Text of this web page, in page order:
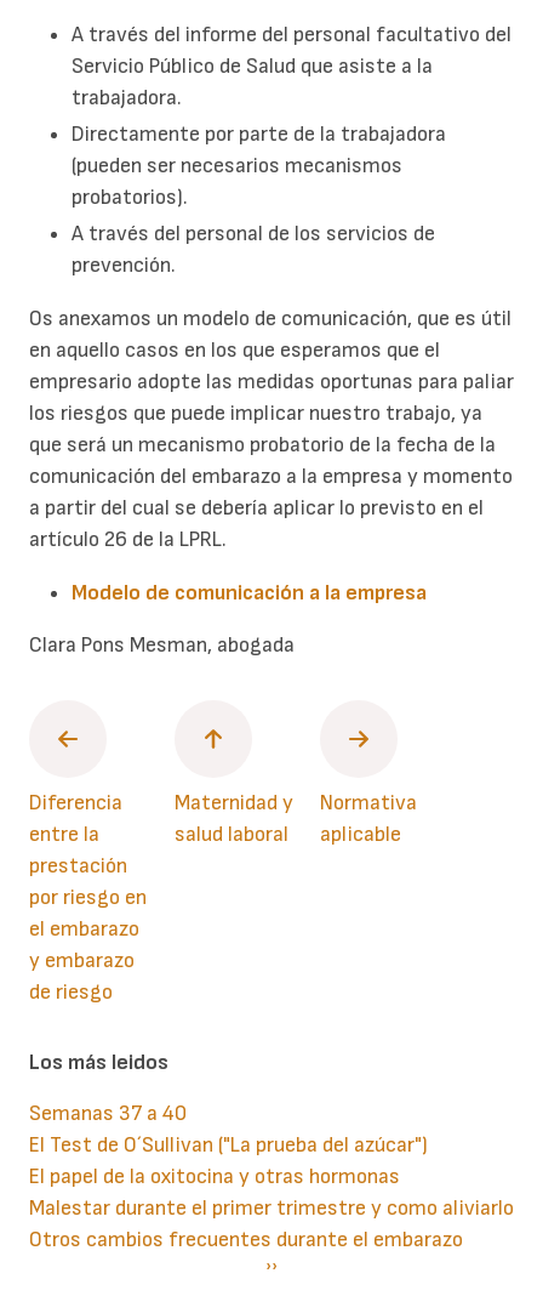
A través del informe del personal facultativo del
Servicio Público de Salud que asiste a la
trabajadora.
Directamente por parte de la trabajadora
(pueden ser necesarios mecanismos
probatorios).
A través del personal de los servicios de
prevención.
Os anexamos un modelo de comunicación, que es útil
en aquello casos en los que esperamos que el
empresario adopte las medidas oportunas para paliar
los riesgos que puede implicar nuestro trabajo, ya
que será un mecanismo probatorio de la fecha de la
comunicación del embarazo a la empresa y momento
a partir del cual se debería aplicar lo previsto en el
artículo 26 de la LPRL.
Modelo de comunicación a la empresa
Clara Pons Mesman, abogada
Diferencia
entre la
prestación
por riesgo en
el embarazo
y embarazo
de riesgo
Maternidad y
salud laboral
Normativa
aplicable
Los más leidos
Semanas 37 a 40
El Test de O´Sullivan ("La prueba del azúcar")
El papel de la oxitocina y otras hormonas
Malestar durante el primer trimestre y como aliviarlo
Otros cambios frecuentes durante el embarazo
Siguiente
››